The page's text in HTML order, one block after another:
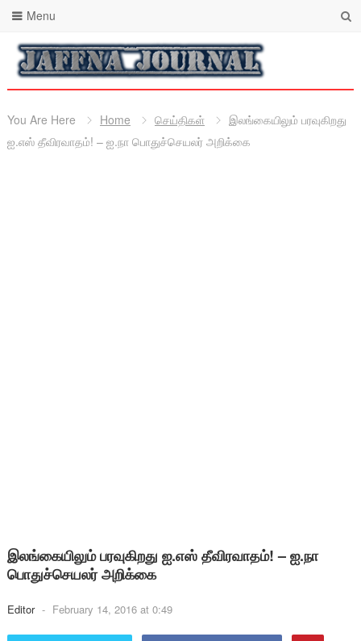
Menu
You Are Here Home செய்திகள்
இலங்கையிலும் பரவுகிறது
ஐ.எஸ் தீவிரவாதம்! – ஐ.நா பொதுச்செயலர் அறிக்கை
இலங்கையிலும் பரவுகிறது ஐ.எஸ் தீவிரவாதம்! – ஐ.நா
பொதுச்செயலர் அறிக்கை
Editor - February 14, 2016 at 0:49